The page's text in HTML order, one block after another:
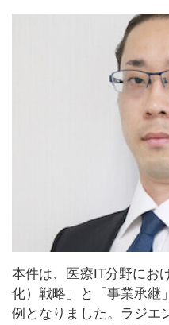
本件は、医療IT分野にお
化）戦略」と「事業承継
例となりました。ラジエ